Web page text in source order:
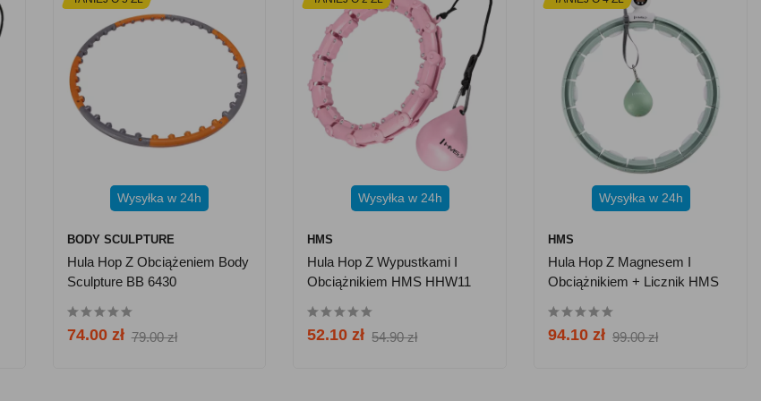
Wysyłka w 24h
BODY SCULPTURE
Hula Hop Z Obciążeniem Body
Sculpture BB 6430
74.00 zł 79.00 zł
Wysyłka w 24h
HMS
Hula Hop Z Wypustkami I
Obciążnikiem HMS HHW11
52.10 zł 54.90 zł
Wysyłka w 24h
HMS
Hula Hop Z Magnesem I
Obciążnikiem + Licznik HMS
94.10 zł 99.00 zł